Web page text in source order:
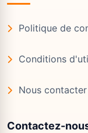
Politique de
Conditions
Nous contacter
Contactez-